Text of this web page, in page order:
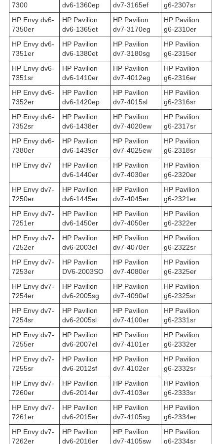
7300
dv6-1360ep
dv7-3165ef
g6-2307sr
HP Envy dv6-
7350er
HP Pavilion
dv6-1365et
HP Pavilion
dv7-3170eg
HP Pavilion
g6-2310er
HP Envy dv6-
7351er
HP Pavilion
dv6-1380et
HP Pavilion
dv7-3180sg
HP Pavilion
g6-2315er
HP Envy dv6-
7351sr
HP Pavilion
dv6-1410er
HP Pavilion
dv7-4012eg
HP Pavilion
g6-2316er
HP Envy dv6-
7352er
HP Pavilion
dv6-1420ep
HP Pavilion
dv7-4015sl
HP Pavilion
g6-2316sr
HP Envy dv6-
7352sr
HP Pavilion
dv6-1438er
HP Pavilion
dv7-4020ew
HP Pavilion
g6-2317sr
HP Envy dv6-
7380er
HP Pavilion
dv6-1439er
HP Pavilion
dv7-4025ew
HP Pavilion
g6-2318sr
HP Envy dv7
HP Pavilion
dv6-1440er
HP Pavilion
dv7-4030er
HP Pavilion
g6-2320er
HP Envy dv7-
7250er
HP Pavilion
dv6-1445er
HP Pavilion
dv7-4045er
HP Pavilion
g6-2321er
HP Envy dv7-
7251er
HP Pavilion
dv6-1450er
HP Pavilion
dv7-4050er
HP Pavilion
g6-2322er
HP Envy dv7-
7252er
HP Pavilion
dv6-2003el
HP Pavilion
dv7-4070er
HP Pavilion
g6-2322sr
HP Envy dv7-
7253er
HP Pavilion
DV6-2003SO
HP Pavilion
dv7-4080er
HP Pavilion
g6-2325er
HP Envy dv7-
7254er
HP Pavilion
dv6-2005sg
HP Pavilion
dv7-4090ef
HP Pavilion
g6-2325sr
HP Envy dv7-
7254sr
HP Pavilion
dv6-2005sl
HP Pavilion
dv7-4100er
HP Pavilion
g6-2331sr
HP Envy dv7-
7255er
HP Pavilion
dv6-2007el
HP Pavilion
dv7-4101er
HP Pavilion
g6-2332er
HP Envy dv7-
7255sr
HP Pavilion
dv6-2012sf
HP Pavilion
dv7-4102er
HP Pavilion
g6-2332sr
HP Envy dv7-
7260er
HP Pavilion
dv6-2014er
HP Pavilion
dv7-4103er
HP Pavilion
g6-2333sr
HP Envy dv7-
7261er
HP Pavilion
dv6-2015er
HP Pavilion
dv7-4105sg
HP Pavilion
g6-2334er
HP Envy dv7-
7262er
HP Pavilion
dv6-2016er
HP Pavilion
dv7-4105sw
HP Pavilion
g6-2334sr